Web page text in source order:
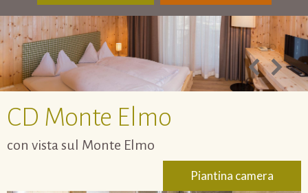
CD Monte Elmo
con vista sul Monte Elmo
Piantina camera